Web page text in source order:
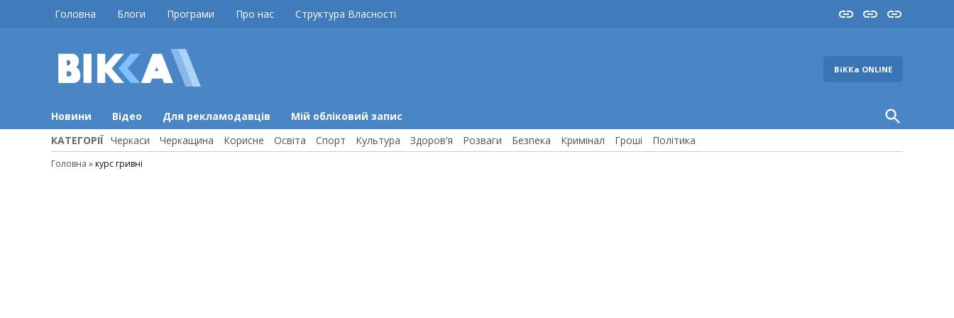
Головна Блоги Програми Про нас Структура Власності InstaYouTube
FB
ВіККа ONLINE
Новини Відео Для рекламодавців Мій обліковий запис
Open
Search
КАТЕГОРІЇ Черкаси Черкащина Корисне Освіта Спорт Культура Здоров’я Розваги Безпека Кримінал Гроші Політика
Головна » курс гривні